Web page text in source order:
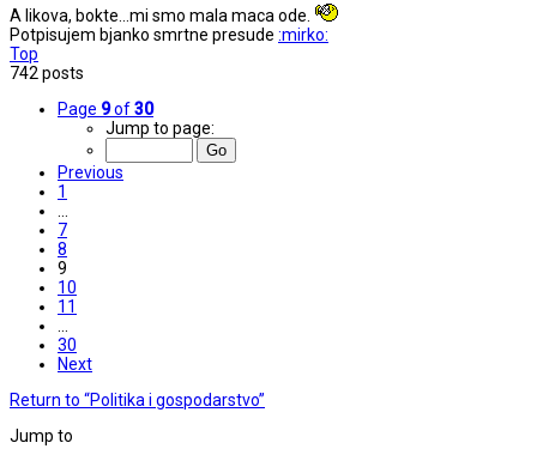
A likova, bokte...mi smo mala maca ode.
Potpisujem bjanko smrtne presude :mirko:
Top
742 posts
Page 9of30
Jump to page:
Previous
1
…
7
8
9
10
11
…
30
Next
Return to “Politika i gospodarstvo”
Jump to